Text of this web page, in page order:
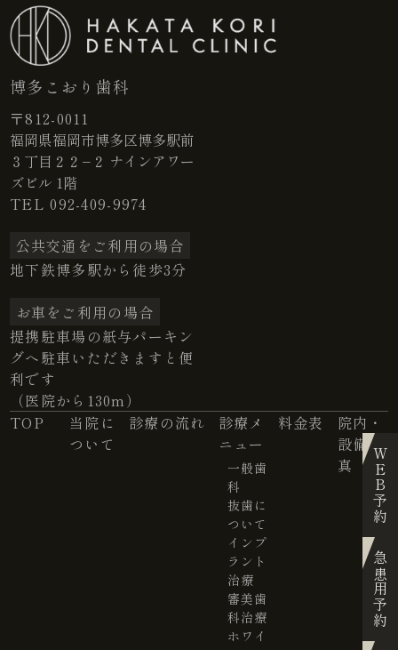
WEB予約
急患用予約
博多こおり歯科
〒812-0011
福岡県福岡市博多区博多駅前
３丁目２２−２ ナインアワー
ズビル 1階
TEL092-409-9974
公共交通をご利用の場合
地下鉄博多駅から徒歩3分
お車をご利用の場合
提携駐車場の紙与パーキン
グへ駐車いただきますと便
利です
（医院から130m）
TOP
当院に
ついて
診療の流れ
診療メ
ニュー
一般歯
科
抜歯に
ついて
インプ
ラント
治療
審美歯
科治療
ホワイ
料金表
院内・
設備写
真